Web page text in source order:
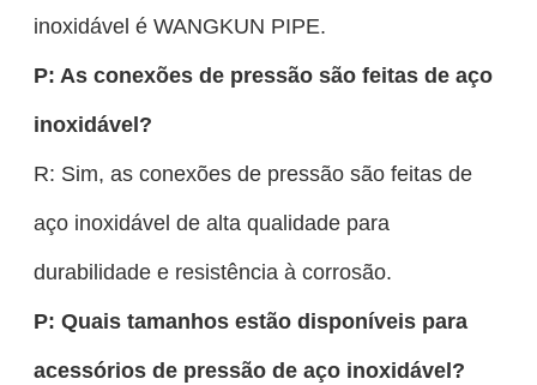
inoxidável é WANGKUN PIPE.
P: As conexões de pressão são feitas de aço
inoxidável?
R: Sim, as conexões de pressão são feitas de
aço inoxidável de alta qualidade para
durabilidade e resistência à corrosão.
P: Quais tamanhos estão disponíveis para
acessórios de pressão de aço inoxidável?